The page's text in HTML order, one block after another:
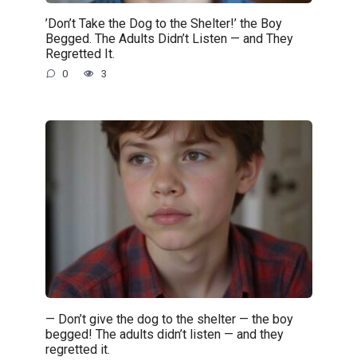
’Don’t Take the Dog to the Shelter!’ the Boy
Begged. The Adults Didn’t Listen — and They
Regretted It.
0 3
— Don’t give the dog to the shelter — the boy
begged! The adults didn’t listen — and they
regretted it.